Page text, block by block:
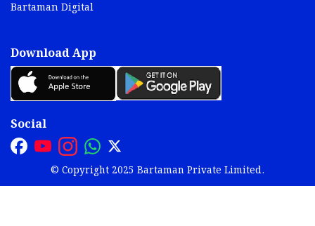
Bartaman Digital
Download App
Social
© Copyright 2025 Bartaman Private Limited.